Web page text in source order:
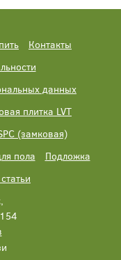
Контакты
данных
плитка LVT
(замковая)
пола
Подложка